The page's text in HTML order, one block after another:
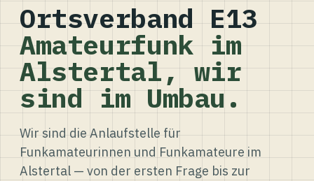
Ortsverband E13
Amateurfunk im
Alstertal, wir
sind im Umbau.
Wir sind die Anlaufstelle für
Funkamateurinnen und Funkamateure im
Alstertal — von der ersten Frage bis zur